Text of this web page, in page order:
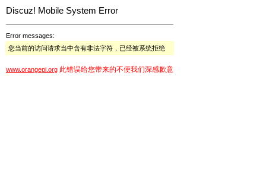
Discuz! Mobile System Error
Error messages:
您当前的访问请求当中含有非法字符，已经被系统拒绝
www.orangepi.org 此错误给您带来的不便我们深感歉意